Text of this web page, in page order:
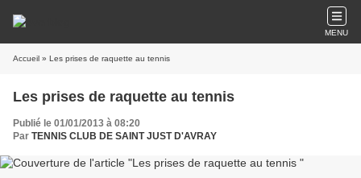
MENU
Accueil » Les prises de raquette au tennis
Les prises de raquette au tennis
Publié le 01/01/2013 à 08:20
Par TENNIS CLUB DE SAINT JUST D'AVRAY